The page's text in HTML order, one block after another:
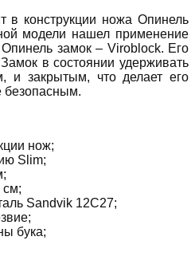
в конструкции ножа Опинель
модели нашел применение
замок – Viroblock. Его
в состоянии удерживать
и закрытым, что делает его
безопасным.
нож;
Slim;
см;
Sandvik 12C27;
бука;